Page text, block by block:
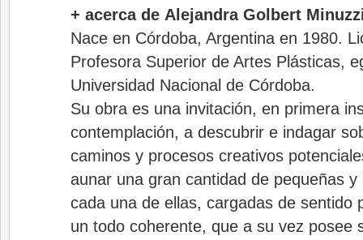
+ acerca de Alejandra Golbert
Nace en Córdoba, Argentina en 1980.
Profesora Superior de Artes Plásticas,
Universidad Nacional de Córdoba.
Su obra es una invitación, en primera
contemplación, a descubrir e indagar
caminos y procesos creativos
aunar una gran cantidad de pequeñas
cada una de ellas, cargadas de sentido
un todo coherente, que a su vez posee